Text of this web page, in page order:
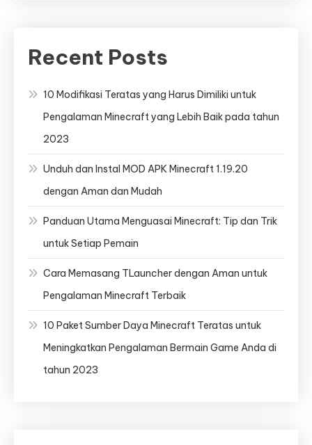
Recent Posts
10 Modifikasi Teratas yang Harus Dimiliki untuk
Pengalaman Minecraft yang Lebih Baik pada tahun
2023
Unduh dan Instal MOD APK Minecraft 1.19.20
dengan Aman dan Mudah
Panduan Utama Menguasai Minecraft: Tip dan Trik
untuk Setiap Pemain
Cara Memasang TLauncher dengan Aman untuk
Pengalaman Minecraft Terbaik
10 Paket Sumber Daya Minecraft Teratas untuk
Meningkatkan Pengalaman Bermain Game Anda di
tahun 2023